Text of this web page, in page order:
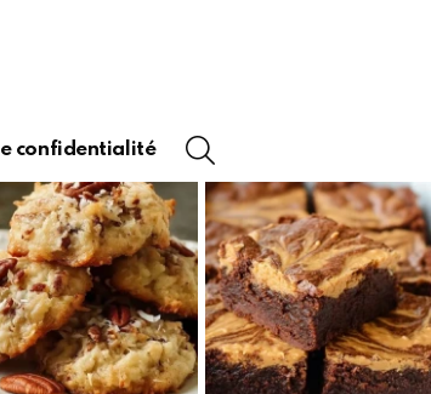
confidentialité